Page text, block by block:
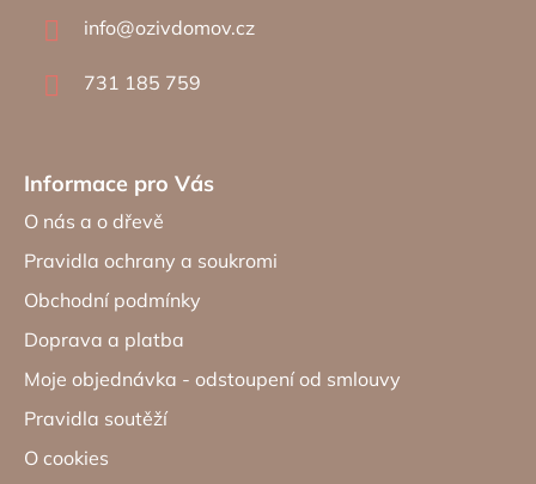
info@ozivdomov.cz
731 185 759
Informace pro Vás
O nás a o dřevě
Pravidla ochrany a soukromi
Obchodní podmínky
Doprava a platba
Moje objednávka - odstoupení od smlouvy
Pravidla soutěží
O cookies